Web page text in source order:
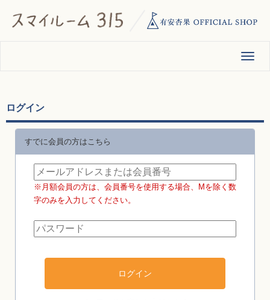
ログイン
すでに会員の方はこちら
※月額会員の方は、会員番号を使用する場合、Mを除く数
字のみを入力してください。